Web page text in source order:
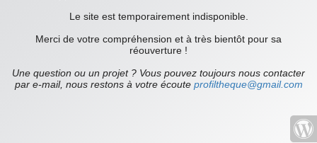
Le site est temporairement indisponible.
Merci de votre compréhension et à très bientôt pour sa
réouverture !
Une question ou un projet ? Vous pouvez toujours nous contacter
par e-mail, nous restons à votre écoute profiltheque@gmail.com